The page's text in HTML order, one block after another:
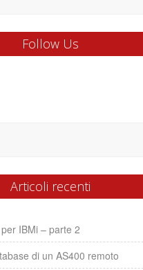
Follow Us
Articoli recenti
IBMi – parte 2
di un AS400 remoto